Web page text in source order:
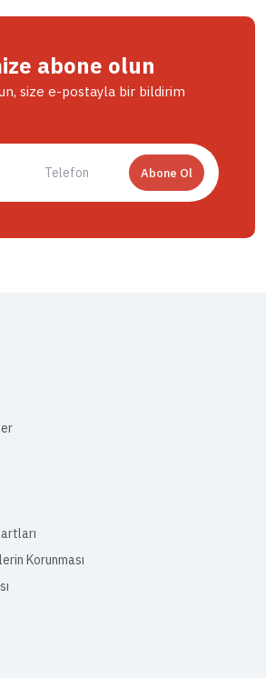
abone olun
size e-postayla bir bildirim
Abone Ol
Korunması